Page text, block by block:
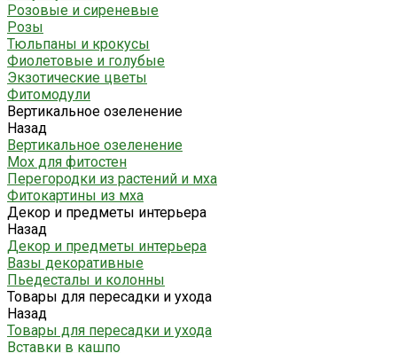
Розовые и сиреневые
Розы
Тюльпаны и крокусы
Фиолетовые и голубые
Экзотические цветы
Фитомодули
Вертикальное озеленение
Назад
Вертикальное озеленение
Мох для фитостен
Перегородки из растений и мха
Фитокартины из мха
Декор и предметы интерьера
Назад
Декор и предметы интерьера
Вазы декоративные
Пьедесталы и колонны
Товары для пересадки и ухода
Назад
Товары для пересадки и ухода
Вставки в кашпо